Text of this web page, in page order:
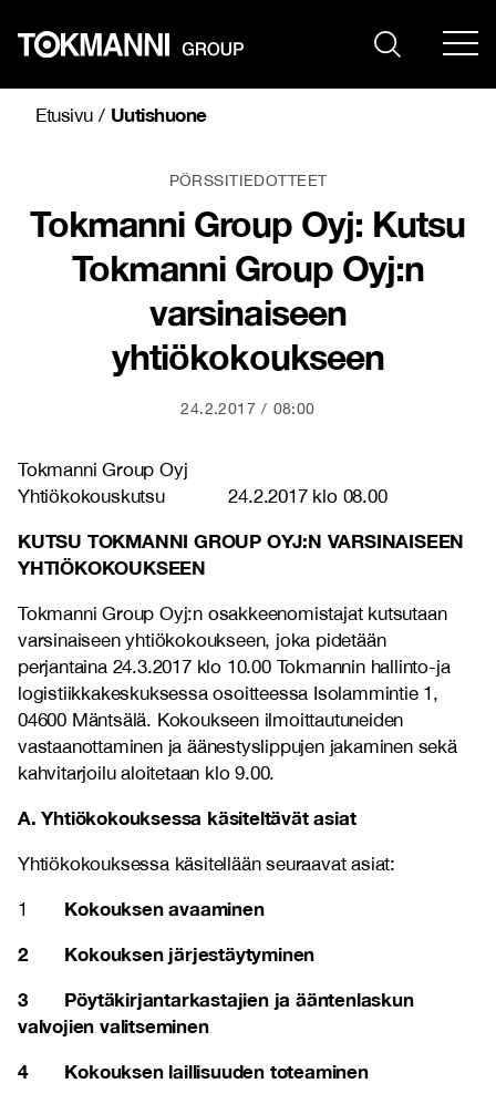
sisältöön
Etusivu/ Uutishuone
PÖRSSITIEDOTTEET
Tokmanni Group Oyj: Kutsu
Tokmanni Group Oyj:n
varsinaiseen
yhtiökokoukseen
24.2.2017 08:00
Tokmanni Group Oyj
Yhtiökokouskutsu 24.2.2017 klo 08.00
KUTSU TOKMANNI GROUP OYJ:N VARSINAISEEN
YHTIÖKOKOUKSEEN
Tokmanni Group Oyj:n osakkeenomistajat kutsutaan
varsinaiseen yhtiökokoukseen, joka pidetään
perjantaina 24.3.2017 klo 10.00 Tokmannin hallinto-ja
logistiikkakeskuksessa osoitteessa Isolammintie 1,
04600 Mäntsälä. Kokoukseen ilmoittautuneiden
vastaanottaminen ja äänestyslippujen jakaminen sekä
kahvitarjoilu aloitetaan klo 9.00.
A. Yhtiökokouksessa käsiteltävät asiat
Yhtiökokouksessa käsitellään seuraavat asiat:
1 Kokouksen avaaminen
2 Kokouksen järjestäytyminen
3 Pöytäkirjantarkastajien ja ääntenlaskun
valvojien valitseminen
4 Kokouksen laillisuuden toteaminen